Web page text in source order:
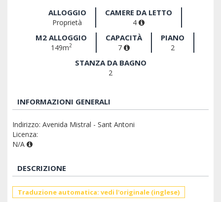
ALLOGGIO
Proprietà
CAMERE DA LETTO
4
M2 ALLOGGIO
149m2
CAPACITÀ
7
PIANO
2
STANZA DA BAGNO
2
INFORMAZIONI GENERALI
Indirizzo: Avenida Mistral - Sant Antoni
Licenza:
N/A
DESCRIZIONE
Traduzione automatica: vedi l'originale (inglese)